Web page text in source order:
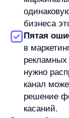
Чтобы расчёт
определить, что
затраты входят
может
вывод.
Положительный
окупились в
Отрицательный
оказался ниже